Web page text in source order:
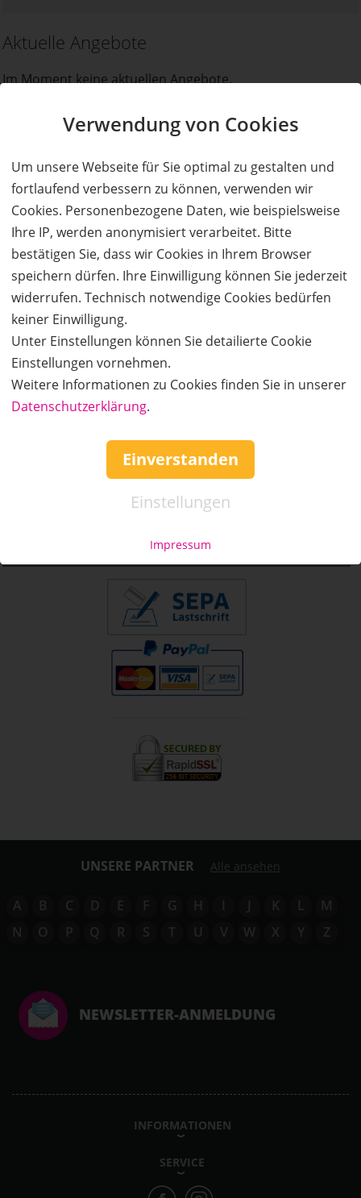
Verwendung von Cookies
Um unsere Webseite für Sie optimal zu gestalten und
fortlaufend verbessern zu können, verwenden wir
Cookies. Personenbezogene Daten, wie beispielsweise
Ihre IP, werden anonymisiert verarbeitet. Bitte
bestätigen Sie, dass wir Cookies in Ihrem Browser
speichern dürfen. Ihre Einwilligung können Sie jederzeit
widerrufen. Technisch notwendige Cookies bedürfen
keiner Einwilligung.
Unter Einstellungen können Sie detailierte Cookie
Einstellungen vornehmen.
Weitere Informationen zu Cookies finden Sie in unserer
Datenschutzerklärung.
Einverstanden
Einstellungen
Impressum
Aktuelle Angebote
Im Moment keine aktuellen Angebote.
Service & Hilfe
Tel.: +49 (0)941 46 39 63 90
»FAQs
UNSERE PARTNER Alle ansehen
A B C D E F G H I J K L
M
N
O P Q R S T U V W X Y Z
NEWSLETTER-ANMELDUNG
INFORMATIONEN
SERVICE